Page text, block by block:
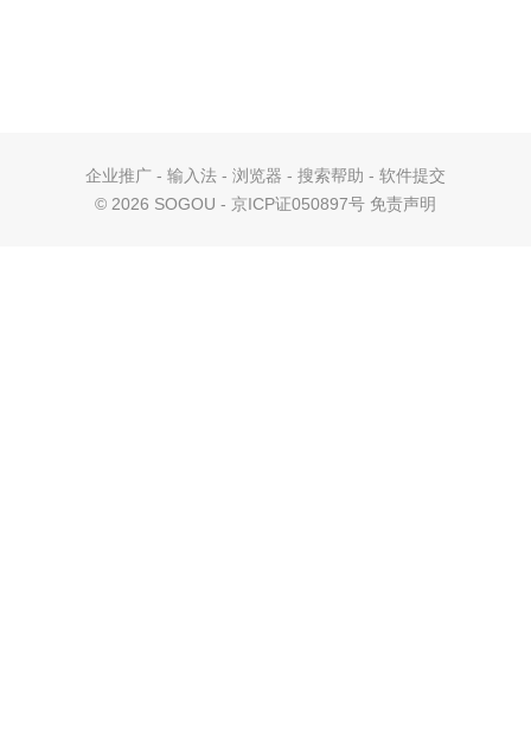
企业推广 - 输入法 - 浏览器 - 搜索帮助 - 软件提交
© 2026 SOGOU - 京ICP证050897号 免责声明